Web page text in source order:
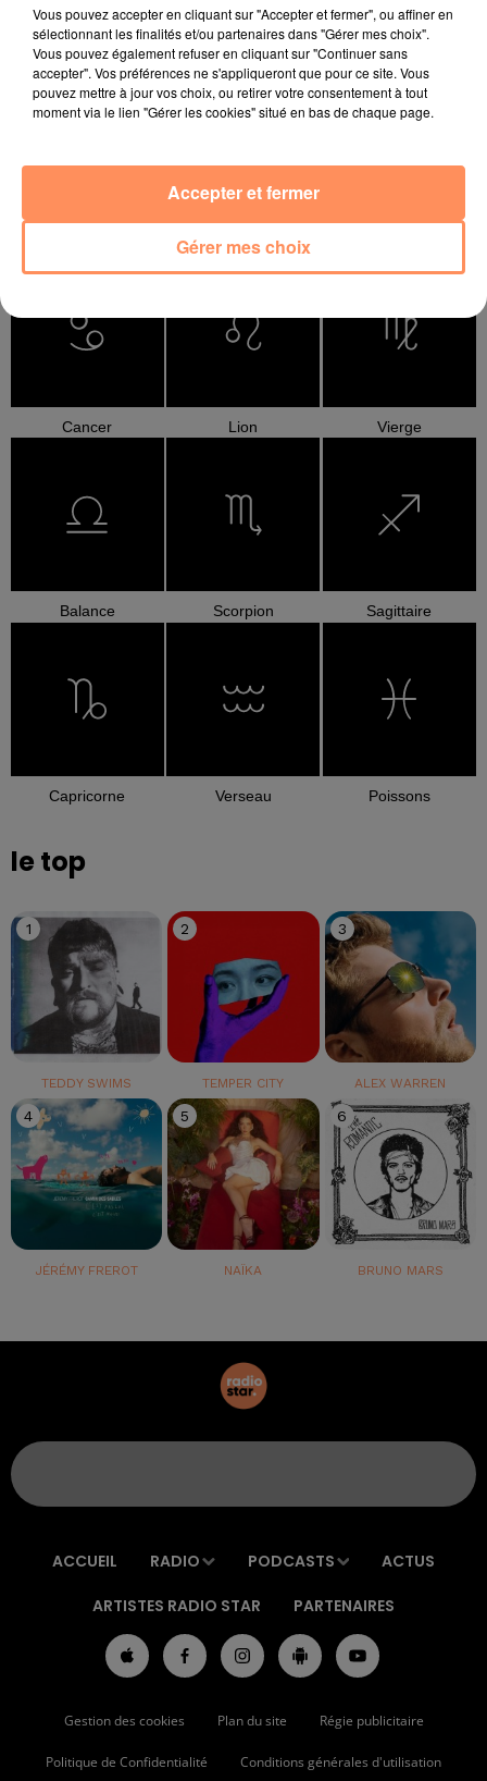
l'horoscope
Taureau
Cancer Lion Vierge
Balance Scorpion Sagittaire
Capricorne Verseau Poissons
le top
1
TEDDY SWIMS
2
TEMPER CITY
3
ALEX WARREN
4
JÉRÉMY FREROT
5
NAÏKA
6
BRUNO MARS
ACCUEIL RADIO PODCASTS ACTUS
ARTISTES RADIO STAR PARTENAIRES
Gestion des cookies Plan du site Régie publicitaire
Politique de Confidentialité Conditions générales d'utilisation
Vous pouvez accepter en cliquant sur "Accepter et fermer", ou affiner en
sélectionnant les finalités et/ou partenaires dans "Gérer mes choix".
Vous pouvez également refuser en cliquant sur "Continuer sans
accepter". Vos préférences ne s'appliqueront que pour ce site. Vous
pouvez mettre à jour vos choix, ou retirer votre consentement à tout
moment via le lien "Gérer les cookies" situé en bas de chaque page.
Gérer mes choix
Accepter et fermer